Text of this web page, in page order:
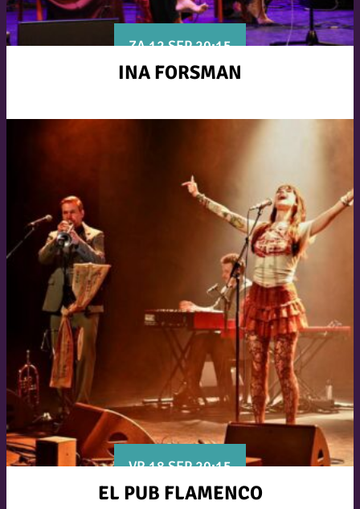
ZA 12 SEP 20:15
INA FORSMAN
VR 18 SEP 20:15
EL PUB FLAMENCO